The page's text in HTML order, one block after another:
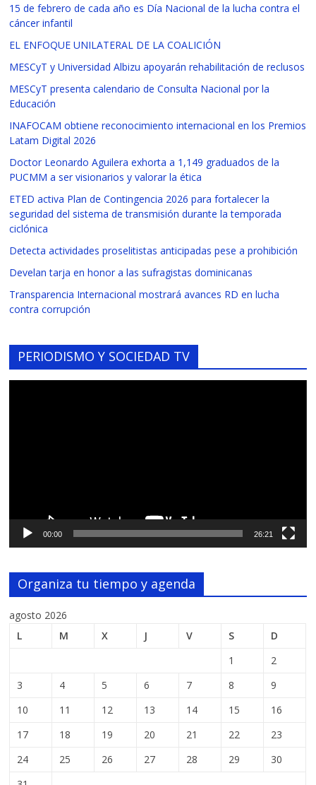
15 de febrero de cada año es Día Nacional de la lucha contra el
cáncer infantil
EL ENFOQUE UNILATERAL DE LA COALICIÓN
MESCyT y Universidad Albizu apoyarán rehabilitación de reclusos
MESCyT presenta calendario de Consulta Nacional por la
Educación
INAFOCAM obtiene reconocimiento internacional en los Premios
Latam Digital 2026
Doctor Leonardo Aguilera exhorta a 1,149 graduados de la
PUCMM a ser visionarios y valorar la ética
ETED activa Plan de Contingencia 2026 para fortalecer la
seguridad del sistema de transmisión durante la temporada
ciclónica
Detecta actividades proselitistas anticipadas pese a prohibición
Develan tarja en honor a las sufragistas dominicanas
Transparencia Internacional mostrará avances RD en lucha
contra corrupción
PERIODISMO Y SOCIEDAD TV
00:00 26:21
Organiza tu tiempo y agenda
agosto 2026
L
M X J V S
D
1
2
3
4 5 6 7 8
9
10
11 12 13 14 15
16
17
18 19 20 21 22
23
24
25 26 27 28 29
30